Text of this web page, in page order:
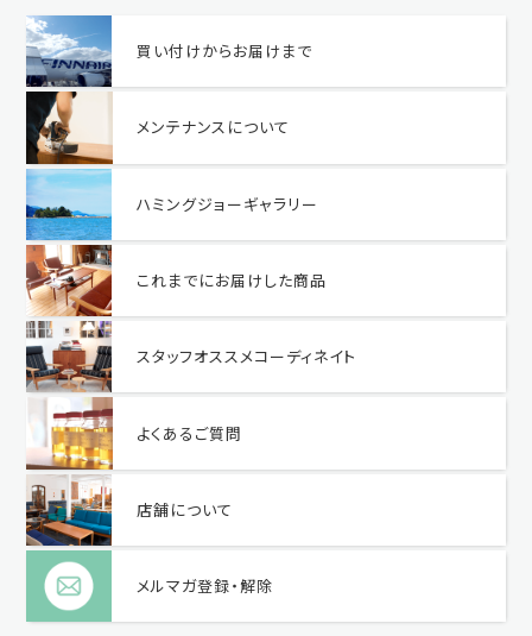
買い付けからお届けまで
メンテナンスについて
ハミングジョーギャラリー
これまでにお届けした商品
スタッフオススメコーディネイト
よくあるご質問
店舗について
メルマガ登録・解除